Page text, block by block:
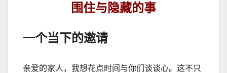
围住与隐藏的事
一个当下的邀请
亲爱的家人，我想花点时间与你们谈谈心。这不只